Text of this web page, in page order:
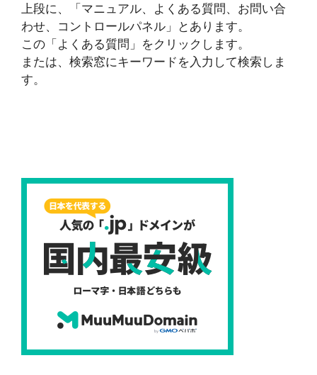
上段に、「マニュアル、よくある質問、お問い合
わせ、コントロールパネル」とあります。
この「よくある質問」をクリックします。
または、検索窓にキーワードを入力して検索しま
す。